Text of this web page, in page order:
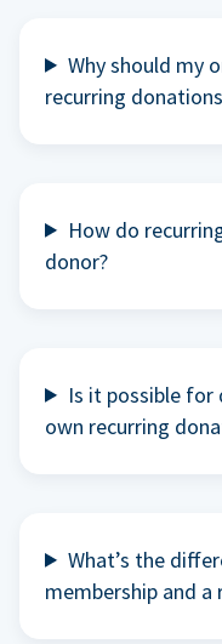
Why should my
recurring
How do
donor?
Is it possible
own recurring
What’s the
membership and